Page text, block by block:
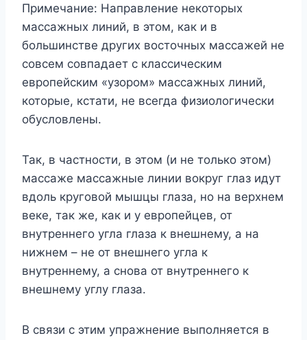
Примечание: Направление некоторых
массажных линий, в этом, как и в
большинстве других восточных массажей не
совсем совпадает с классическим
европейским «узором» массажных линий,
которые, кстати, не всегда физиологически
обусловлены.
Так, в частности, в этом (и не только этом)
массаже массажные линии вокруг глаз идут
вдоль круговой мышцы глаза, но на верхнем
веке, так же, как и у европейцев, от
внутреннего угла глаза к внешнему, а на
нижнем – не от внешнего угла к
внутреннему, а снова от внутреннего к
внешнему углу глаза.
В связи с этим упражнение выполняется в